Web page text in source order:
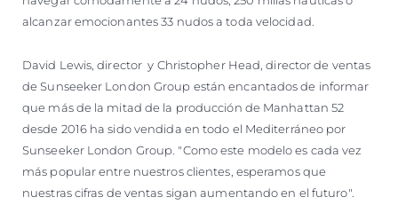
alcanzar emocionantes 33 nudos a toda velocidad.
David Lewis, director y Christopher Head, director de ventas
de Sunseeker London Group están encantados de informar
que más de la mitad de la producción de Manhattan 52
desde 2016 ha sido vendida en todo el Mediterráneo por
Sunseeker London Group. "Como este modelo es cada vez
más popular entre nuestros clientes, esperamos que
nuestras cifras de ventas sigan aumentando en el futuro".